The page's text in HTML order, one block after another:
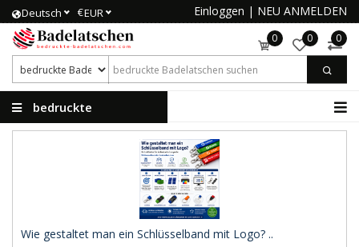
Deutsch €EUR Einloggen | NEU ANMELDEN
0 0 0
bedruckte
Wie gestaltet man ein Schlüsselband mit Logo? ..